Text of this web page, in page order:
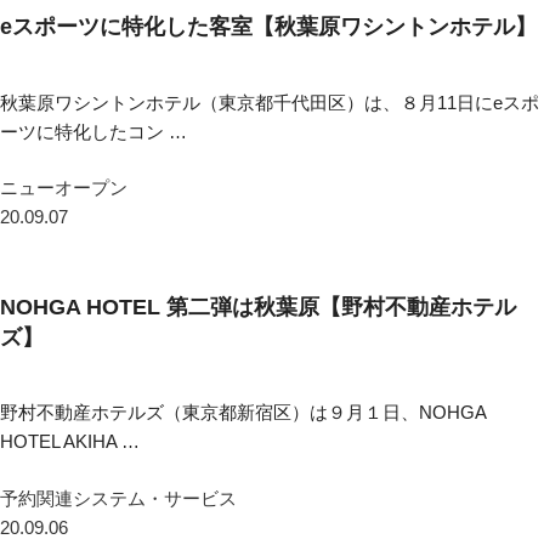
eスポーツに特化した客室【秋葉原ワシントンホテル】
秋葉原ワシントンホテル（東京都千代田区）は、８月11日にeスポ
ーツに特化したコン …
ニューオープン
20.09.07
NOHGA HOTEL 第二弾は秋葉原【野村不動産ホテル
ズ】
野村不動産ホテルズ（東京都新宿区）は９月１日、NOHGA
HOTEL AKIHA …
予約関連システム・サービス
20.09.06